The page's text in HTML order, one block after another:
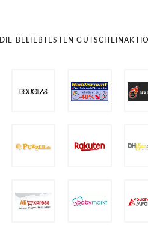
DIE BELIEBTESTEN